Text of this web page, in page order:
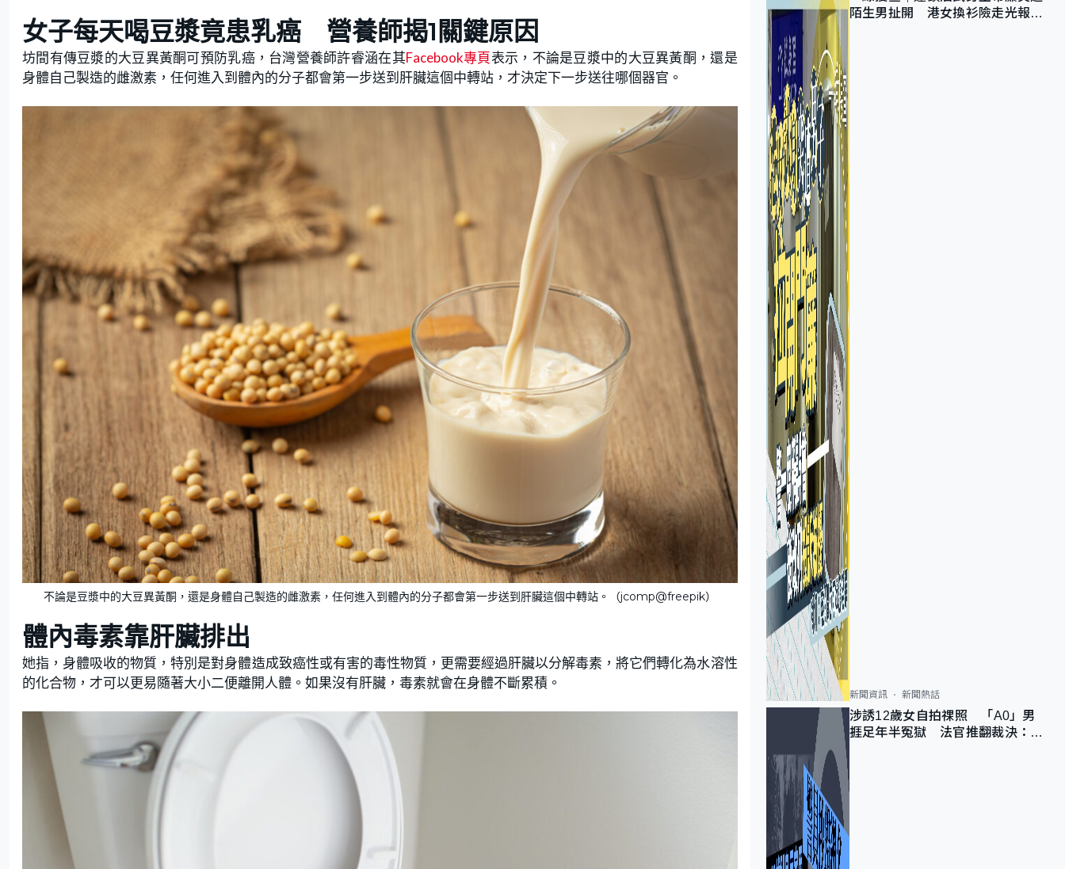
女子每天喝豆漿竟患乳癌 營養師揭1關鍵原因
坊間有傳豆漿的大豆異黃酮可預防乳癌，台灣營養師許睿涵在其Facebook專頁表示，不論是豆漿中的大豆異黃酮，還是
身體自己製造的雌激素，任何進入到體內的分子都會第一步送到肝臟這個中轉站，才決定下一步送往哪個器官。
不論是豆漿中的大豆異黃酮，還是身體自己製造的雌激素，任何進入到體內的分子都會第一步送到肝臟這個中轉站。（jcomp@freepik）
體內毒素靠肝臟排出
她指，身體吸收的物質，特別是對身體造成致癌性或有害的毒性物質，更需要經過肝臟以分解毒素，將它們轉化為水溶性
的化合物，才可以更易隨著大小二便離開人體。如果沒有肝臟，毒素就會在身體不斷累積。
陌生男扯開 港女換衫險走光報
新聞資訊 新聞熱話
涉誘12歲女自拍祼照 「A0」男
捱足年半冤獄 法官推翻裁決：抄